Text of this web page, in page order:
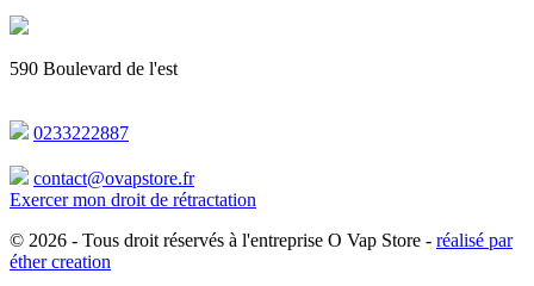
590 Boulevard de l'est
0233222887
contact@ovapstore.fr
Exercer mon droit de rétractation
© 2026 - Tous droit réservés à l'entreprise O Vap Store - réalisé par
éther creation